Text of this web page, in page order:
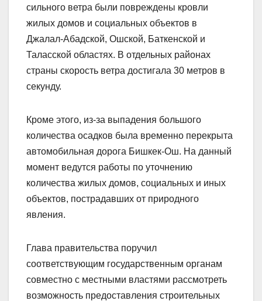
сильного ветра были повреждены кровли
жилых домов и социальных объектов в
Джалал-Абадской, Ошской, Баткенской и
Таласской областях. В отдельных районах
страны скорость ветра достигала 30 метров в
секунду.
Кроме этого, из-за выпадения большого
количества осадков была временно перекрыта
автомобильная дорога Бишкек-Ош. На данный
момент ведутся работы по уточнению
количества жилых домов, социальных и иных
объектов, пострадавших от природного
явления.
Глава правительства поручил
соответствующим государственным органам
совместно с местными властями рассмотреть
возможность предоставления строительных